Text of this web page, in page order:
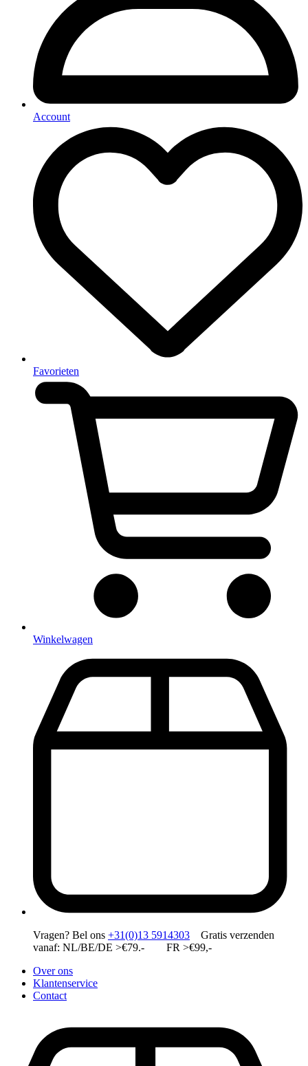
Account
Favorieten
Winkelwagen
Vragen? Bel ons +31(0)13 5914303 Gratis verzenden
vanaf: NL/BE/DE >€79.- FR >€99,-
Over ons
Klantenservice
Contact